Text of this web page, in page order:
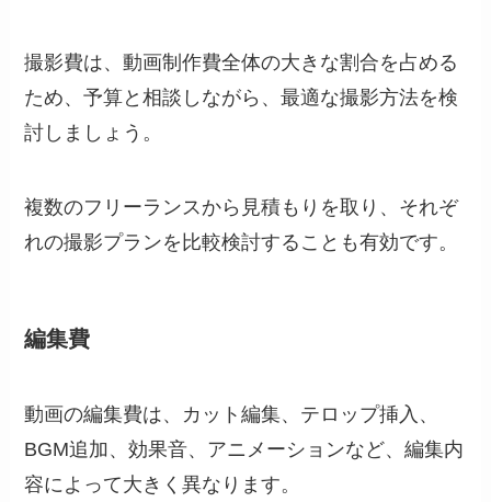
撮影費は、動画制作費全体の大きな割合を占める
ため、予算と相談しながら、最適な撮影方法を検
討しましょう。
複数のフリーランスから見積もりを取り、それぞ
れの撮影プランを比較検討することも有効です。
編集費
動画の編集費は、カット編集、テロップ挿入、
BGM追加、効果音、アニメーションなど、編集内
容によって大きく異なります。